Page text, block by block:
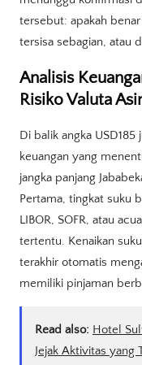
tersebut: apakah
tersisa sebagian, atau
Analisis
Risiko Valuta
Di balik angka
keuangan yang
jangka panjang
Pertama, tingkat suku
LIBOR, SOFR, atau
tertentu. Kenaikan
terakhir otomatis
memiliki pinjaman
Read also: Hotel
Jejak Aktivitas yang